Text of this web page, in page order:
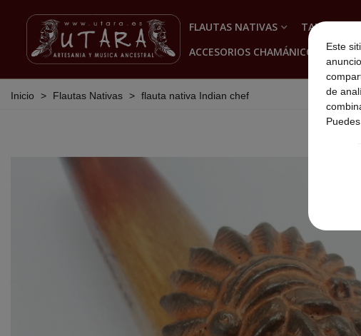
Este
de
FLAUTAS NATIVAS TAMBORES
ACCESORIOS CHAMÁNICOS
Inicio > Flautas Nativas > flauta nativa Indian chef